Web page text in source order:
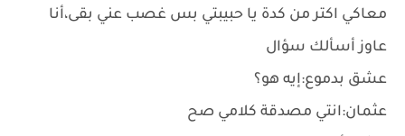
معاكي اكتر من كدة يا حبيبتي بس غصب عني بقى،أنا
عاوز أسألك سؤال
عشق بدموع:إيه هو؟
عثمان:انتي مصدقة كلامي صح